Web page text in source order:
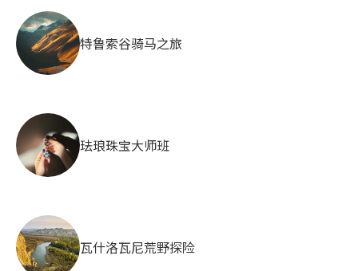
特鲁索谷骑马之旅
珐琅珠宝大师班
瓦什洛瓦尼荒野探险